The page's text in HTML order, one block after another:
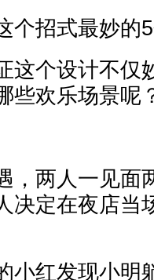
个招式最妙的
这个设计不仅
些欢乐场景呢
，两人一见面
决定在夜店当
小红发现小明